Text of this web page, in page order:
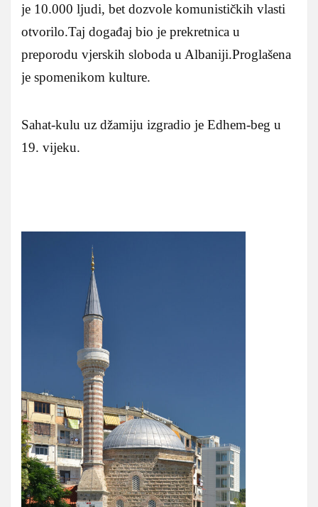
je 10.000 ljudi, bet dozvole komunističkih vlasti
otvorilo.Taj događaj bio je prekretnica u
preporodu vjerskih sloboda u Albaniji.Proglašena
je spomenikom kulture.
Sahat-kulu uz džamiju izgradio je Edhem-beg u
19. vijeku.